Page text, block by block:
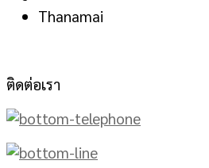
Thanamai
ติดต่อเรา